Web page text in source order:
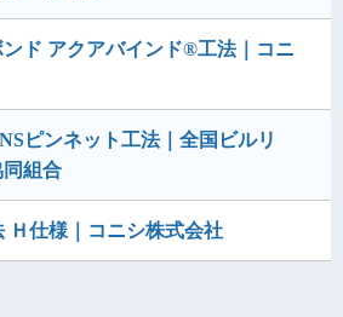
ド アクアバインド®工法｜コニ
ピンネット工法｜全国ビルリ
組合
Ｈ仕様｜コニシ株式会社